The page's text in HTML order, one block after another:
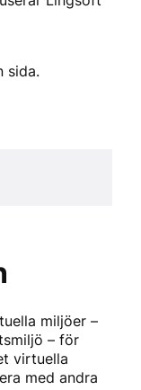
sida.
miljöer –
– för
virtuella
med andra